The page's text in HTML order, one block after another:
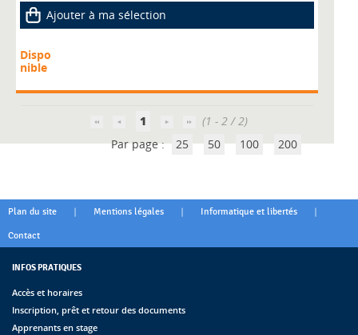
Ajouter à ma sélection
Dispo
nible
1
(1 - 2 / 2)
Par page : 25 50 100 200
Plan du site | Mentions légales | Informatique et libertés |
Contact
INFOS PRATIQUES
Accès et horaires
Inscription, prêt et retour des documents
Apprenants en stage